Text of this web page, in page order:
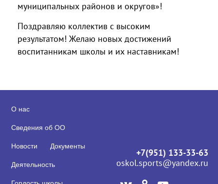
муниципальных районов и округов»!
Поздравляю коллектив с высоким
результатом! Желаю новых достижений
воспитанникам школы и их наставникам!
О нас
Сведения об ОО
Новости Документы
Деятельность
+7(951) 133-33-63
oskol.sports@yandex.ru